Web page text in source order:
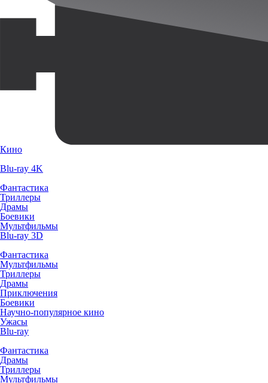
Кино
Blu-ray 4K
Фантастика
Триллеры
Драмы
Боевики
Мультфильмы
Blu-ray 3D
Фантастика
Мультфильмы
Триллеры
Драмы
Приключения
Боевики
Научно-популярное кино
Ужасы
Blu-ray
Фантастика
Драмы
Триллеры
Мультфильмы